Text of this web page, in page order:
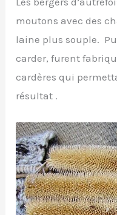
moutons avec des
laine plus souple.
carder, furent
cardères qui
résultat .